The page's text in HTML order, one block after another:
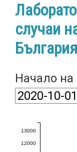
случаи
Начало на
12000
13000